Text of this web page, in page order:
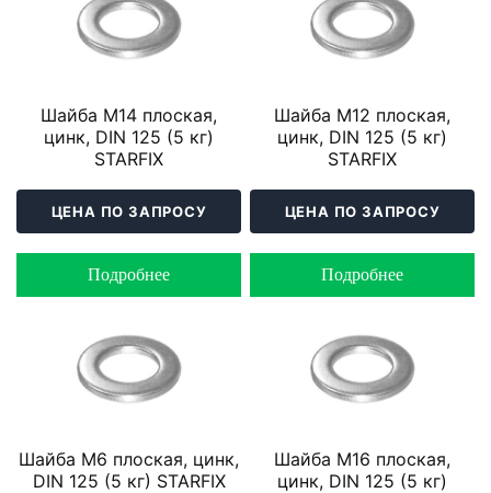
Шайба М14 плоская,
цинк, DIN 125 (5 кг)
STARFIX
ЦЕНА ПО ЗАПРОСУ
Подробнее
Шайба М12 плоская,
цинк, DIN 125 (5 кг)
STARFIX
ЦЕНА ПО ЗАПРОСУ
Подробнее
Шайба М6 плоская, цинк,
DIN 125 (5 кг) STARFIX
Шайба М16 плоская,
цинк, DIN 125 (5 кг)